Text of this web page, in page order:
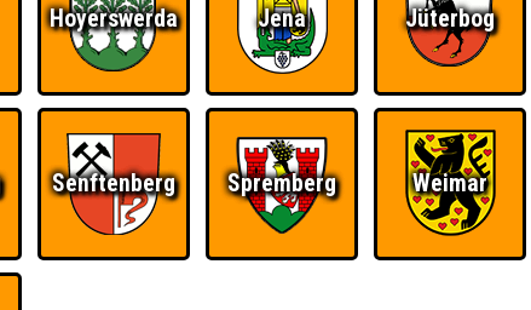
Platz - den haben sie sich schließlich verdient! Entsprechend gibt es
Hoyerswerda Jena Jüterbog
Senftenberg Spremberg Weimar